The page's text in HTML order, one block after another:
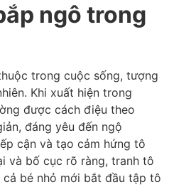
ngô trong
trong cuộc sống, tượng
Khi xuất hiện trong
được cách điệu theo
đáng yêu đến ngộ
cận và tạo cảm hứng tô
và bố cục rõ ràng, tranh tô
bé nhỏ mới bắt đầu tập tô